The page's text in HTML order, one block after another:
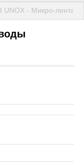
UNOX - Микро-лента